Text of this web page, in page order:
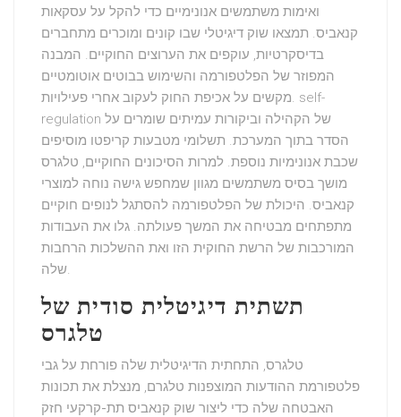
ואימות משתמשים אנונימיים כדי להקל על עסקאות
קנאביס. תמצאו שוק דיגיטלי שבו קונים ומוכרים מתחברים
בדיסקרטיות, עוקפים את הערוצים החוקיים. המבנה
המפוזר של הפלטפורמה והשימוש בבוטים אוטומטיים
מקשים על אכיפת החוק לעקוב אחרי פעילויות. self-
regulation של הקהילה וביקורות עמיתים שומרים על
הסדר בתוך המערכת. תשלומי מטבעות קריפטו מוסיפים
שכבת אנונימיות נוספת. למרות הסיכונים החוקיים, טלגרס
מושך בסיס משתמשים מגוון שמחפש גישה נוחה למוצרי
קנאביס. היכולת של הפלטפורמה להסתגל לנופים חוקיים
מתפתחים מבטיחה את המשך פעולתה. גלו את העבודות
המורכבות של הרשת החוקית הזו ואת ההשלכות הרחבות
שלה.
תשתית דיגיטלית סודית של
טלגרס
טלגרס, התחתית הדיגיטלית שלה פורחת על גבי
פלטפורמת ההודעות המוצפנות טלגרם, מנצלת את תכונות
האבטחה שלה כדי ליצור שוק קנאביס תת-קרקעי חזק